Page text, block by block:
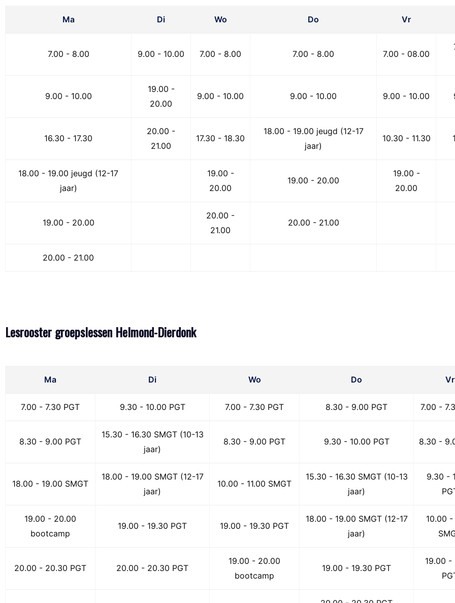
Ma Di Wo Do Vr
7.00 - 8.00 9.00 - 10.00 7.00 - 8.00 7.00 - 8.00 7.00 - 08.00
9.00 - 10.00
19.00 -
20.00
9.00 - 10.00 9.00 - 10.00 9.00 - 10.00
16.30 - 17.30
20.00 -
21.00
17.30 - 18.30
18.00 - 19.00 jeugd (12-17
jaar)
10.30 - 11.30
18.00 - 19.00 jeugd (12-17
jaar)
19.00 -
20.00
19.00 - 20.00
19.00 -
20.00
19.00 - 20.00
20.00 -
21.00
20.00 - 21.00
20.00 - 21.00
Lesrooster groepslessen Helmond-Dierdonk
Ma Di Wo Do Vr
7.00 - 7.30 PGT 9.30 - 10.00 PGT 7.00 - 7.30 PGT 8.30 - 9.00 PGT 7.00 -
8.30 - 9.00 PGT
15.30 - 16.30 SMGT (10-13
jaar)
8.30 - 9.00 PGT 9.30 - 10.00 PGT 8.30 -
18.00 - 19.00 SMGT
18.00 - 19.00 SMGT (12-17
jaar)
10.00 - 11.00 SMGT
15.30 - 16.30 SMGT (10-13
jaar)
9.30 -
19.00 - 20.00
bootcamp
19.00 - 19.30 PGT 19.00 - 19.30 PGT
18.00 - 19.00 SMGT (12-17
jaar)
10.00 -
20.00 - 20.30 PGT 20.00 - 20.30 PGT
19.00 - 20.00
bootcamp
19.00 - 19.30 PGT
19.00 -